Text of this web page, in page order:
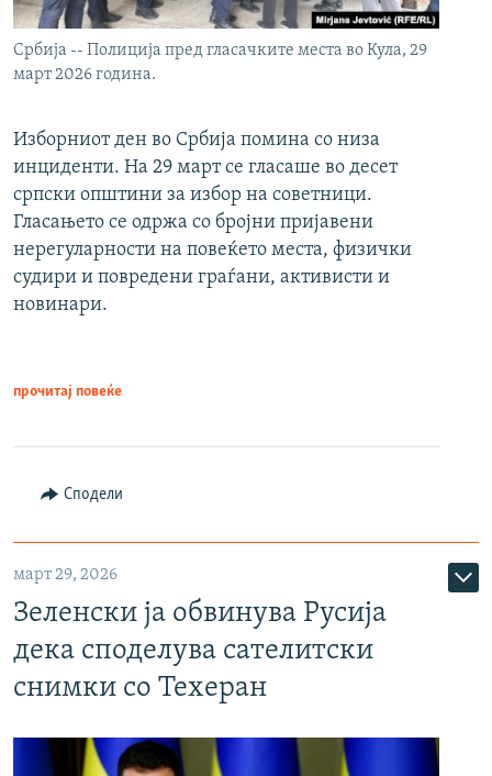
Србија -- Полиција пред гласачките места во Кула, 29
март 2026 година.
Изборниот ден во Србија помина со низа
инциденти. На 29 март се гласаше во десет
српски општини за избор на советници.
Гласањето се одржа со бројни пријавени
нерегуларности на повеќето места, физички
судири и повредени граѓани, активисти и
новинари.
прочитај повеќе
Сподели
март 29, 2026
Зеленски ја обвинува Русија
дека споделува сателитски
снимки со Техеран